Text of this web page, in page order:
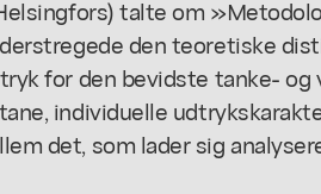
talte om
den teoretiske
for den bevidste tanke- og
individuelle
det, som lader sig